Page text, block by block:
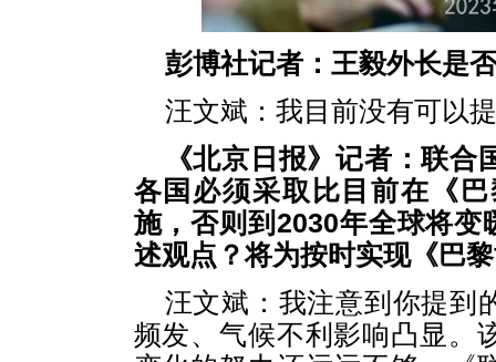
彭博社记者：王毅外长是
汪文斌：我目前没有可以
《北京日报》记者：联
各国必须采取比目前在《
施，否则到2030年全球将
述观点？将为按时实现《巴
汪文斌：我注意到你提到
频发、气候不利影响凸显。